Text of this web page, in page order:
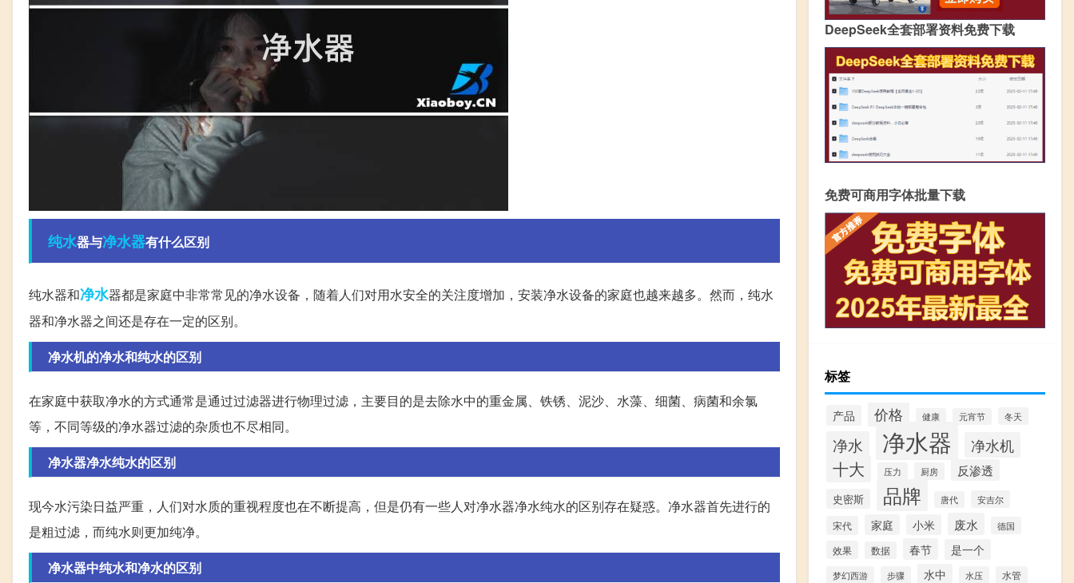
纯水器与净水器有什么区别
纯水器和净水器都是家庭中非常常见的净水设备，随着人们对用水安全的关注度增加，安装净水设备的家庭也越来越多。然而，纯水
器和净水器之间还是存在一定的区别。
净水机的净水和纯水的区别
在家庭中获取净水的方式通常是通过过滤器进行物理过滤，主要目的是去除水中的重金属、铁锈、泥沙、水藻、细菌、病菌和余氯
等，不同等级的净水器过滤的杂质也不尽相同。
净水器净水纯水的区别
现今水污染日益严重，人们对水质的重视程度也在不断提高，但是仍有一些人对净水器净水纯水的区别存在疑惑。净水器首先进行的
是粗过滤，而纯水则更加纯净。
净水器中纯水和净水的区别
DeepSeek全套部署资料免费下载
免费可商用字体批量下载
标签
产品 价格 健康 元宵节 冬天
净水 净水器 净水机
十大 压力 厨房 反渗透
史密斯 品牌 唐代 安吉尔
宋代 家庭 小米 废水 德国
效果 数据 春节 是一个
梦幻西游 步骤 水中 水压 水管